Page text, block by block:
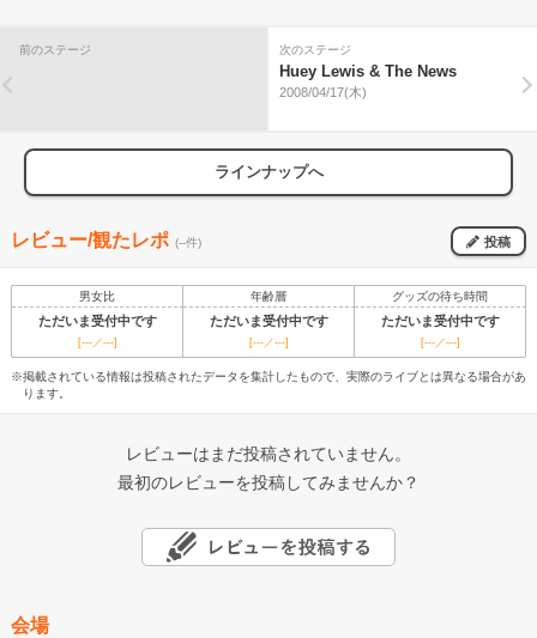
前のステージ 次のステージ
Huey Lewis & The News
2008/04/17(木)
ラインナップへ
レビュー/観たレポ (--件) 投稿
男女比 年齢層 グッズの待ち時間
ただいま受付中です ただいま受付中です ただいま受付中です
[---／---] [---／---] [---／---]
※掲載されている情報は投稿されたデータを集計したもので、実際のライブとは異なる場合があ
ります。
レビューはまだ投稿されていません。
最初のレビューを投稿してみませんか？
会場